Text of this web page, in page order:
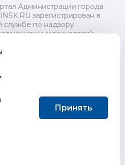
Администрации города
зарегистрирован в
службе по надзору
технологий
(Роскомнадзор) 24 июля
года.
Эл № ФС77-73321
(исполнительно-
городского округа "Город
редактор: Байкова Е.А.
почты Редакции:
+7 (484) 395-85-85
материалы 18+
обработки персональных
Принять